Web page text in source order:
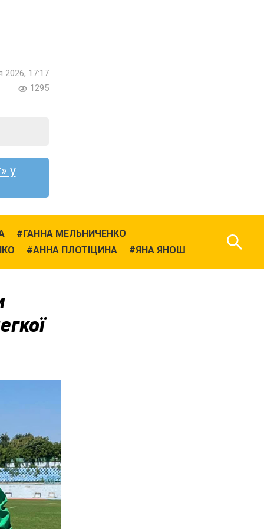
2026, 17:17
1295
у
ГАННА МЕЛЬНИЧЕНКО
АННА ПЛОТІЦИНА ЯНА ЯНОШ